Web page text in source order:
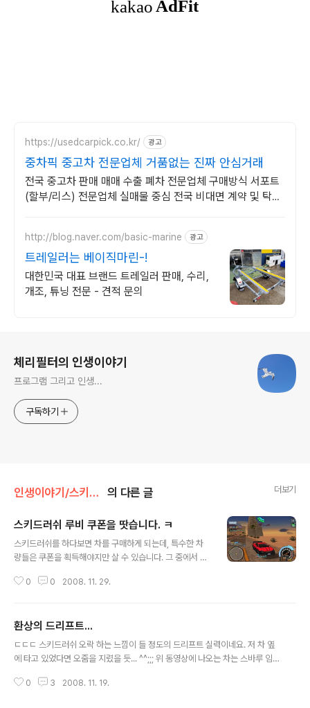
https://usedcarpick.co.kr/ 광고
중차픽 중고차 전문업체 거품없는 진짜 안심거래
전국 중고차 판매 매매 수출 폐차 전문업체 구매방식 서포트
(할부/리스) 전문업체 실매물 중심 전국 비대면 계약 및 탁송
http://blog.naver.com/basic-marine 광고
트레일러는 베이직마린-!
대한민국 대표 브랜드 트레일러 판매, 수리,
개조, 튜닝 전문 - 견적 문의
체리필터의 인생이야기
프로그램 그리고 인생...
구독하기
인생이야기/스키드러쉬 의 다른 글 더보기
스키드러쉬 루비 쿠폰을 땃습니다. ㅋ
스키드러쉬를 하다보면 차를 구매하게 되는데, 특수한 차
량들은 쿠폰을 획득해야지만 살 수 있습니다. 그 중에서 가
차량명은 BMW Z8로서 007시리즈 19번째에 나온 차량
클릭해서 보실 수 있습니다. ㅋ 쿠폰을 이용해서 그냥 차를
살까, 아니면 쿠폰을 경매장에 내 놓을까 고민 중입니다. ^^
이제 배틀만 즐기면서 해야 겠네요 ㅋ
0 0 2008. 11. 29.
환상의 드리프트...
ㄷㄷㄷ 스키드러쉬 오락 하는 느낌이 들 정도의 드리프트 실력이네요. 저 차 옆
에 타고 있었다면 오줌을 지렸을 듯... ^^;;; 위 동영상에 나오는 차는 스바루 임
동영상이랑 비교해 보세요 ㅎㅎ 오락에서 하는 것이 무색해 질 정도이니 ^^;;
0 3 2008. 11. 19.